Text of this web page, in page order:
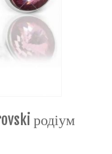
родіум